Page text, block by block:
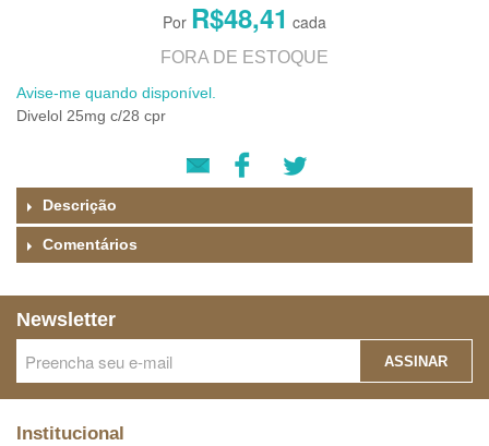
R$48,41
FORA DE ESTOQUE
Avise-me quando disponível.
Divelol 25mg c/28 cpr
Descrição
Comentários
Newsletter
ASSINAR
Institucional